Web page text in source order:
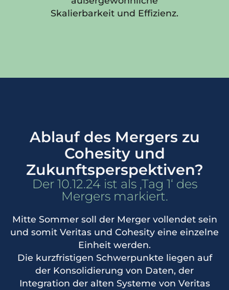
Skalierbarkeit und Effizienz.
Ablauf des Mergers zu
Cohesity und
Zukunftsperspektiven?
Der 10.12.24 ist als ‚Tag 1‘ des
Mergers markiert.
Mitte Sommer soll der Merger vollendet sein
und somit Veritas und Cohesity eine einzelne
Einheit werden.
Die kurzfristigen Schwerpunkte liegen auf
der Konsolidierung von Daten, der
Integration der alten Systeme von Veritas